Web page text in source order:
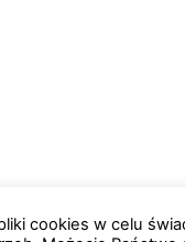
cookies w celu